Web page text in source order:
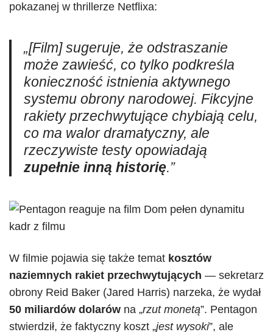
pokazanej w thrillerze Netflixa:
„[Film] sugeruje, że odstraszanie
może zawieść, co tylko podkreśla
konieczność istnienia aktywnego
systemu obrony narodowej. Fikcyjne
rakiety przechwytujące chybiają celu,
co ma walor dramatyczny, ale
rzeczywiste testy opowiadają
zupełnie inną historię.”
W filmie pojawia się także temat kosztów
naziemnych rakiet przechwytujących — sekretarz
obrony Reid Baker (Jared Harris) narzeka, że wydał
50 miliardów dolarów na „rzut monetą”. Pentagon
stwierdził, że faktyczny koszt „jest wysoki”, ale